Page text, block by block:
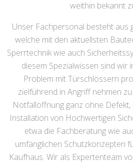
weithin bekannt
Unser Fachpersonal besteht aus
welche mit den aktuellsten
Sperrtechnik wie auch
diesem Spezialwissen sind wir
Problem mit Türschlössern
zielführend in Angriff nehmen
Notfallöffnung ganz ohne
Installation von Hochwertigen
etwa die Fachberatung wie
umfänglichen Schutzkonzepten
Kaufhaus. Wir als Expertenteam